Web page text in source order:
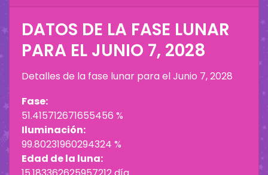
DATOS DE LA FASE LUNAR
PARA EL JUNIO 7, 2028
Detalles de la fase lunar para elJunio 7, 2028
Fase:
51.415712671655456 %
Iluminación:
99.80231960294324 %
Edad de la luna: